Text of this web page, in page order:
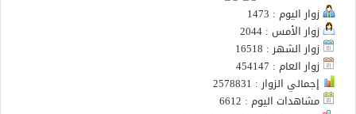
زوار اليوم : 1473
زوار الأمس : 2044
زوار الشهر : 16518
زوار العام : 454147
إجمالي الزوار : 2578831
مشاهدات اليوم : 6612